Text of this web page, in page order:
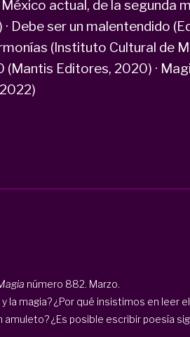
actual, de la segunda
Debe ser un malentendido
(Instituto Cultural de
(Mantis Editores, 2020) ·
número 882. Marzo.
magia? ¿Por qué insistimos en leer
¿Es posible escribir poesía